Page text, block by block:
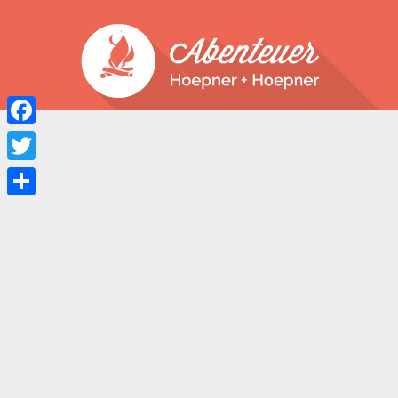
Facebook
Twitter